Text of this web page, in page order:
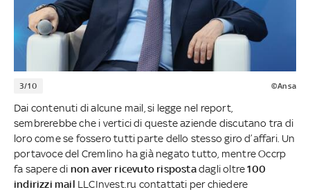
3/10 ©Ansa
Dai contenuti di alcune mail, si legge nel report,
sembrerebbe che i vertici di queste aziende discutano tra di
loro come se fossero tutti parte dello stesso giro d’affari. Un
portavoce del Cremlino ha già negato tutto, mentre Occrp
fa sapere di non aver ricevuto rispostadagli oltre100
indirizzi mail LLCInvest.ru contattati per chiedere